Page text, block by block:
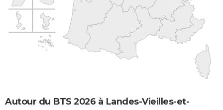
Autour du BTS 2026 à Landes-Vieilles-et-